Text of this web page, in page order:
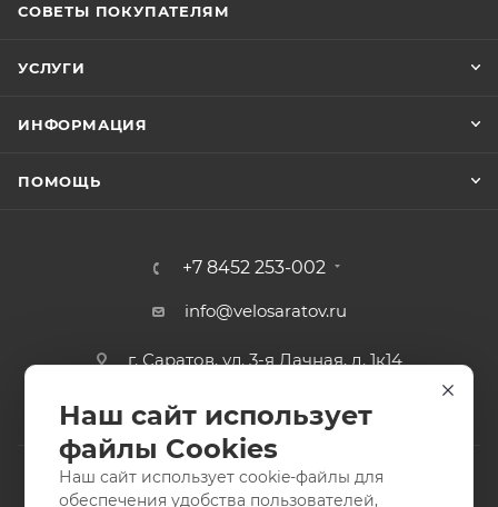
СОВЕТЫ ПОКУПАТЕЛЯМ
УСЛУГИ
ИНФОРМАЦИЯ
ПОМОЩЬ
+7 8452 253-002
info@velosaratov.ru
г. Саратов, ул. 3-я Дачная, д. 1к14
Наш сайт использует
файлы Cookies
Наш сайт использует cookie-файлы для
обеспечения удобства пользователей,